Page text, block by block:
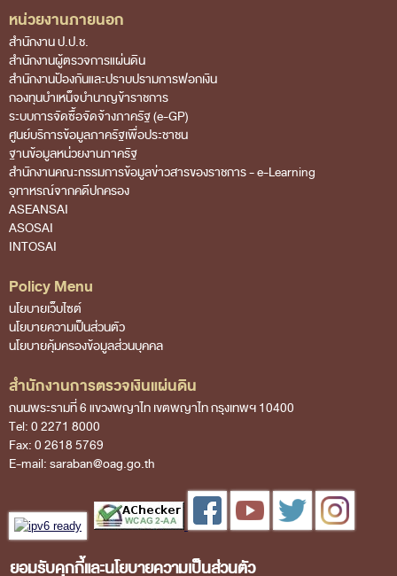
พัสดุ
การประเมิน ITA (O14 O16 และ O17)
รับเรื่องร้องเรียน
หน่วยงานภายนอก
สำนักงาน ป.ป.ช.
สำนักงานผู้ตรวจการแผ่นดิน
สำนักงานป้องกันและปราบปรามการฟอกเงิน
กองทุนบำเหน็จบำนาญข้าราชการ
ระบบการจัดซื้อจัดจ้างภาครัฐ (e-GP)
ศูนย์บริการข้อมูลภาครัฐเพื่อประชาชน
ฐานข้อมูลหน่วยงานภาครัฐ
สํานักงานคณะกรรมการข้อมูลข่าวสารของราชการ - e-Learning
อุทาหรณ์จากคดีปกครอง
ASEANSAI
ASOSAI
INTOSAI
Policy Menu
นโยบายเว็บไซต์
นโยบายความเป็นส่วนตัว
นโยบายคุ้มครองข้อมูลส่วนบุคคล
สำนักงานการตรวจเงินแผ่นดิน
ถนนพระรามที่ 6 แขวงพญาไท เขตพญาไท กรุงเทพฯ 10400
Tel: 0 2271 8000
Fax: 0 2618 5769
E-mail: saraban@oag.go.th
Visitors No :
ยอมรับคุกกี้และนโยบายความเป็นส่วนตัว